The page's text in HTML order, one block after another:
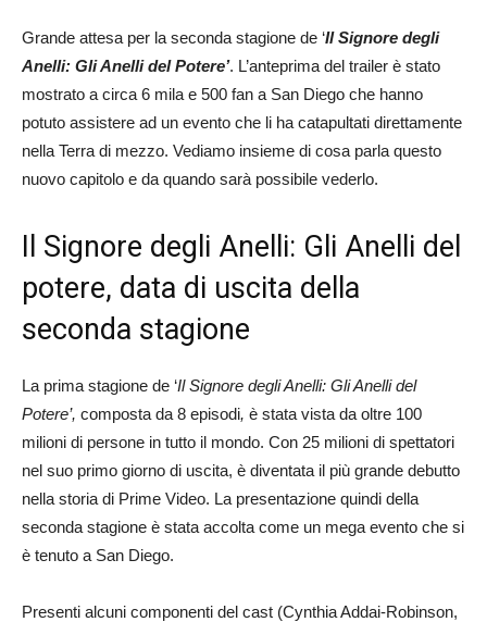
Grande attesa per la seconda stagione de ‘Il Signore degli
Anelli: Gli Anelli del Potere’. L’anteprima del trailer è stato
mostrato a circa 6 mila e 500 fan a San Diego che hanno
potuto assistere ad un evento che li ha catapultati direttamente
nella Terra di mezzo. Vediamo insieme di cosa parla questo
nuovo capitolo e da quando sarà possibile vederlo.
Il Signore degli Anelli: Gli Anelli del
potere, data di uscita della
seconda stagione
La prima stagione de ‘Il Signore degli Anelli: Gli Anelli del
Potere’, composta da 8 episodi, è stata vista da oltre 100
milioni di persone in tutto il mondo. Con 25 milioni di spettatori
nel suo primo giorno di uscita, è diventata il più grande debutto
nella storia di Prime Video. La presentazione quindi della
seconda stagione è stata accolta come un mega evento che si
è tenuto a San Diego.
Presenti alcuni componenti del cast (Cynthia Addai-Robinson,